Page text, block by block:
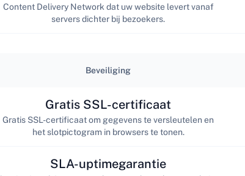
Content Delivery Network dat uw website levert vanaf
servers dichter bij bezoekers.
Beveiliging
Gratis SSL-certificaat
Gratis SSL-certificaat om gegevens te versleutelen en
het slotpictogram in browsers te tonen.
SLA-uptimegarantie